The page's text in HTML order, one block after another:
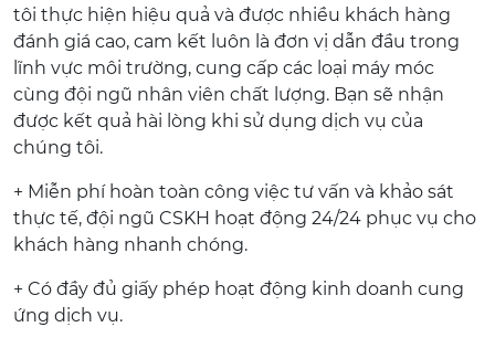
tôi thực hiện hiệu quả và được nhiều khách hàng
đánh giá cao, cam kết luôn là đơn vị dẫn đầu trong
lĩnh vực môi trường, cung cấp các loại máy móc
cùng đội ngũ nhân viên chất lượng. Bạn sẽ nhận
được kết quả hài lòng khi sử dụng dịch vụ của
chúng tôi.
+ Miễn phí hoàn toàn công việc tư vấn và khảo sát
thực tế, đội ngũ CSKH hoạt động 24/24 phục vụ cho
khách hàng nhanh chóng.
+ Có đầy đủ giấy phép hoạt động kinh doanh cung
ứng dịch vụ.